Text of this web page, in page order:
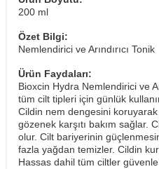
200 ml
Özet Bilgi:
Nemlendirici ve Arındırıcı Tonik
Ürün Faydaları:
Bioxcin Hydra Nemlendirici ve
tüm cilt tipleri için günlük
Cildin nem dengesini koruyarak
gözenek karşıtı bakım sağlar.
olur. Cilt bariyerinin
fazla yağdan temizler. Cildin
Hassas dahil tüm ciltler